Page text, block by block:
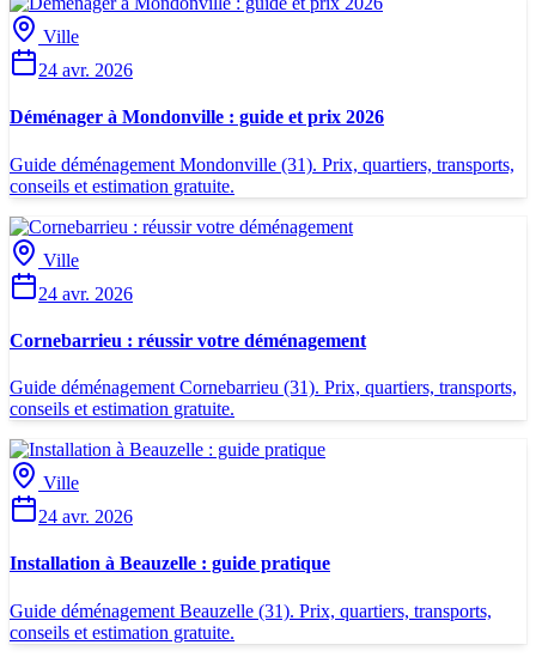
Ville
24 avr. 2026
Déménager à Mondonville : guide et prix 2026
Guide déménagement Mondonville (31). Prix, quartiers, transports,
conseils et estimation gratuite.
Ville
24 avr. 2026
Cornebarrieu : réussir votre déménagement
Guide déménagement Cornebarrieu (31). Prix, quartiers, transports,
conseils et estimation gratuite.
Ville
24 avr. 2026
Installation à Beauzelle : guide pratique
Guide déménagement Beauzelle (31). Prix, quartiers, transports,
conseils et estimation gratuite.